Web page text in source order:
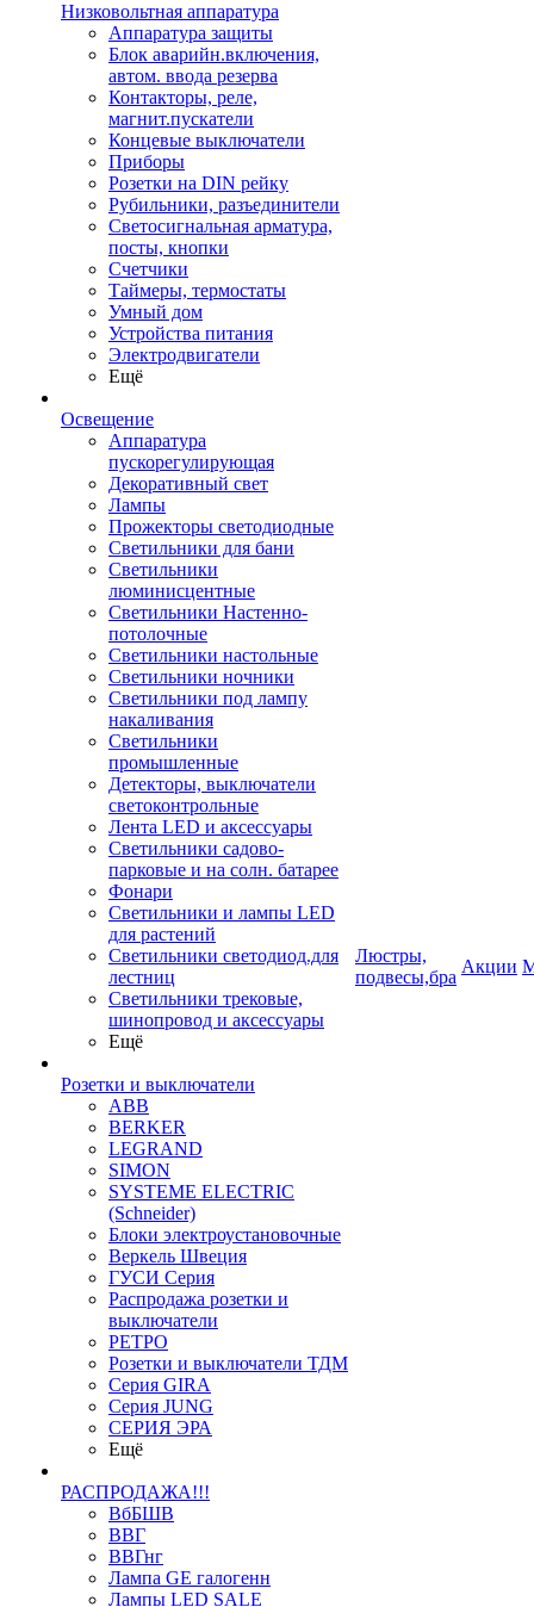
Низковольтная аппаратура
Аппаратура защиты
Блок аварийн.включения,
автом. ввода резерва
Контакторы, реле,
магнит.пускатели
Концевые выключатели
Приборы
Розетки на DIN рейку
Рубильники, разъединители
Светосигнальная арматура,
посты, кнопки
Счетчики
Таймеры, термостаты
Умный дом
Устройства питания
Электродвигатели
Ещё
Освещение
Аппаратура
пускорегулирующая
Декоративный свет
Лампы
Прожекторы светодиодные
Светильники для бани
Светильники
люминисцентные
Светильники Настенно-
потолочные
Светильники настольные
Светильники ночники
Светильники под лампу
накаливания
Светильники
промышленные
Детекторы, выключатели
светоконтрольные
Лента LED и аксессуары
Светильники садово-
парковые и на солн. батарее
Фонари
Светильники и лампы LED
для растений
Светильники светодиод.для
лестниц
Светильники трековые,
шинопровод и аксессуары
Ещё
Розетки и выключатели
ABB
BERKER
LEGRAND
SIMON
SYSTEME ELECTRIC
(Schneider)
Блоки электроустановочные
Веркель Швеция
ГУСИ Серия
Распродажа розетки и
выключатели
РЕТРО
Розетки и выключатели ТДМ
Серия GIRA
Серия JUNG
СЕРИЯ ЭРА
Ещё
РАСПРОДАЖА!!!
ВбБШВ
ВВГ
ВВГнг
Лампа GE галогенн
Лампы LED SALE
Люстры,
подвесы,бра
Акции